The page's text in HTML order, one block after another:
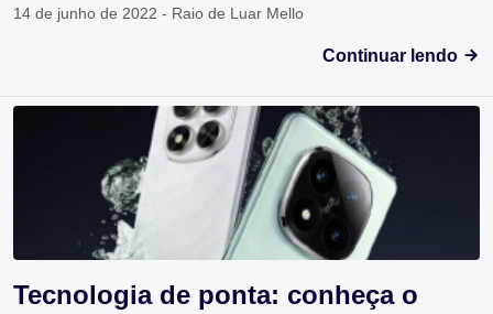
14 de junho de 2022 - Raio de Luar Mello
Continuar lendo
Tecnologia de ponta: conheça o